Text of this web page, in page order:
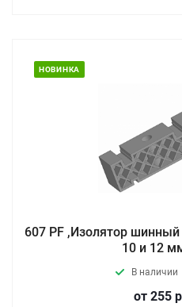
НОВИНКА
607 PF ,Изолятор
10 и 12
В наличии
от 255